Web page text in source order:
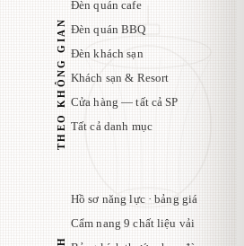
THEO KHÔNG GIAN
Đèn quán cafe
Đèn quán BBQ
Đèn khách sạn
Khách sạn & Resort
Cửa hàng — tất cả SP
Tất cả danh mục
Hồ sơ năng lực · bảng giá
Cẩm nang 9 chất liệu vải